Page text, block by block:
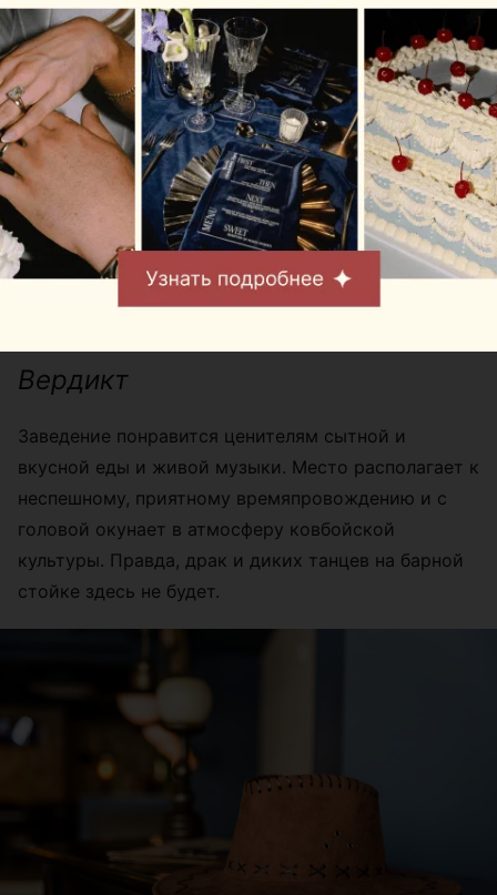
Вердикт
Заведение понравится ценителям сытной и
вкусной еды и живой музыки. Место располагает к
неспешному, приятному времяпровождению и с
головой окунает в атмосферу ковбойской
культуры. Правда, драк и диких танцев на барной
стойке здесь не будет.